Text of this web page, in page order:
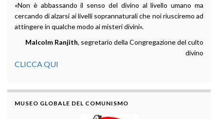
«Non è abbassando il senso del divino al livello umano ma
cercando di alzarsi ai livelli soprannaturali che noi riusciremo ad
attingere in qualche modo ai misteri divini».
Malcolm Ranjith, segretario della Congregazione del culto
divino
CLICCA QUI
MUSEO GLOBALE DEL COMUNISMO